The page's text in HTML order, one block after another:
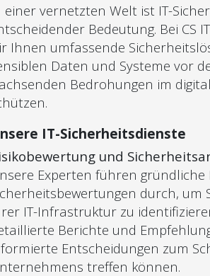
einer vernetzten Welt ist IT-
Bedeutung. Bei CS
Ihnen umfassende
Daten und Systeme vor
Bedrohungen im
IT-Sicherheitsdienste
und
Experten führen gründliche
durch, um
IT-Infrastruktur zu
Berichte und
Entscheidungen zum
treffen können.